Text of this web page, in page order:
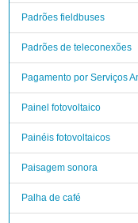
Padrões fieldbuses
Padrões de teleconexões
Pagamento por Serviços
Painel fotovoltaico
Painéis fotovoltaicos
Paisagem sonora
Palha de café